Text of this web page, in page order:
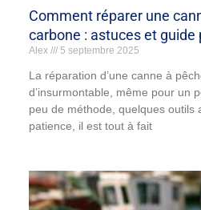
Comment réparer une
carbone : astuces et guide
Alex 5 septembre 2025
La réparation d’une canne à
d’insurmontable, même pour un
peu de méthode, quelques outils
patience, il est tout à fait